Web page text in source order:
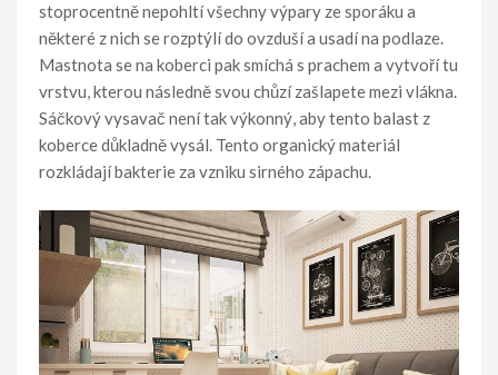
stoprocentně nepohltí všechny výpary ze sporáku a
některé z nich se rozptýlí do ovzduší a usadí na podlaze.
Mastnota se na koberci pak smíchá s prachem a vytvoří tu
vrstvu, kterou následně svou chůzí zašlapete mezi vlákna.
Sáčkový vysavač není tak výkonný, aby tento balast z
koberce důkladně vysál. Tento organický materiál
rozkládají bakterie za vzniku sirného zápachu.